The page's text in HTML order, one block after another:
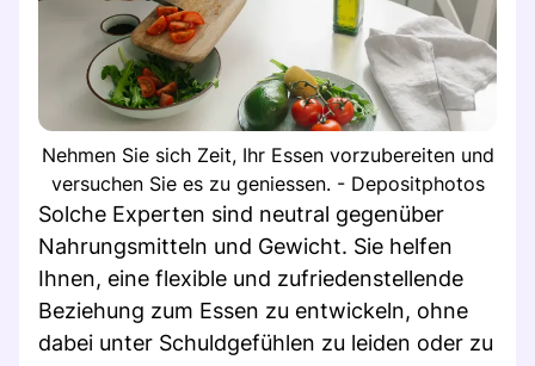
Nehmen Sie sich Zeit, Ihr Essen vorzubereiten und
versuchen Sie es zu geniessen. - Depositphotos
Solche Experten sind neutral gegenüber
Nahrungsmitteln und Gewicht. Sie helfen
Ihnen, eine flexible und zufriedenstellende
Beziehung zum Essen zu entwickeln, ohne
dabei unter Schuldgefühlen zu leiden oder zu